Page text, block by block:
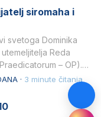
siromaha i
svetoga Dominika
Reda
– OP).
ljubavlju prema
· 3 minute čitanja